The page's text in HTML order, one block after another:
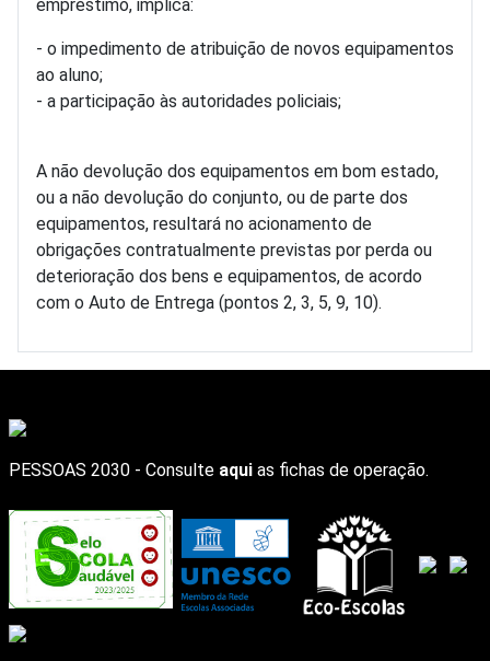
empréstimo, implica:
- o impedimento de atribuição de novos equipamentos
ao aluno;
- a participação às autoridades policiais;
A não devolução dos equipamentos em bom estado,
ou a não devolução do conjunto, ou de parte dos
equipamentos, resultará no acionamento de
obrigações contratualmente previstas por perda ou
deterioração dos bens e equipamentos, de acordo
com o Auto de Entrega (pontos 2, 3, 5, 9, 10).
PESSOAS 2030 - Consulte aqui as fichas de operação.